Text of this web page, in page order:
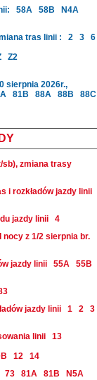
58A 58B
N4A
tras linii :
2 3
6
Z2
sierpnia 2026r.,
81B 88A 88B
88C
sb), zmiana trasy
i rozkładów jazdy linii
jazdy linii
4
nocy z 1/2 sierpnia br.
jazdy linii
55A
55B
jazdy linii
1 2
3
linii
13
12
14
73 81A 81B
N5A